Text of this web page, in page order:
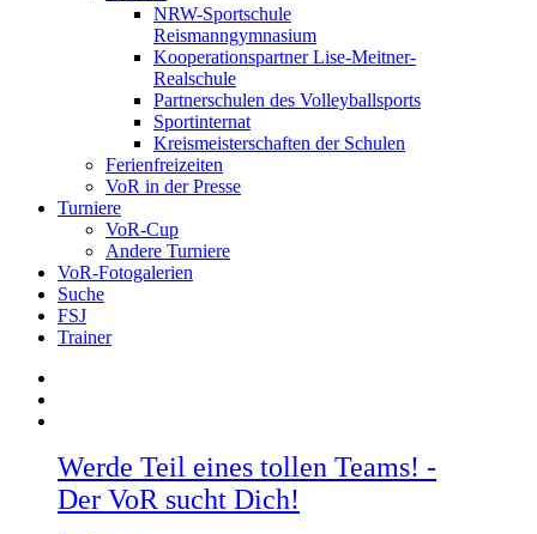
NRW-Sportschule
Reismanngymnasium
Kooperationspartner Lise-Meitner-
Realschule
Partnerschulen des Volleyballsports
Sportinternat
Kreismeisterschaften der Schulen
Ferienfreizeiten
VoR in der Presse
Turniere
VoR-Cup
Andere Turniere
VoR-Fotogalerien
Suche
FSJ
Trainer
Werde Teil eines tollen Teams! -
Der VoR sucht Dich!